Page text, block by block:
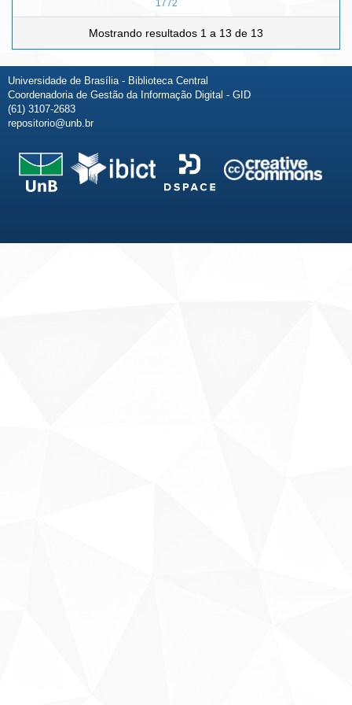
1772
Mostrando resultados 1 a 13 de 13
Universidade de Brasília - Biblioteca Central
Coordenadoria de Gestão da Informação Digital - GID
(61) 3107-2683
repositorio@unb.br